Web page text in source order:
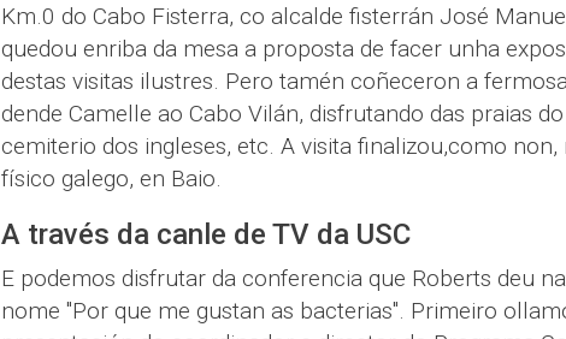
Km.0 do Cabo Fisterra, co alcalde fisterrán José
quedou enriba da mesa a proposta de facer unha
destas visitas ilustres. Pero tamén coñeceron a
dende Camelle ao Cabo Vilán, disfrutando das praias
cemiterio dos ingleses, etc. A visita finalizou,como non,
físico galego, en Baio.
A través da canle de TV da USC
E podemos disfrutar da conferencia que Roberts deu
nome "Por que me gustan as bacterias". Primeiro